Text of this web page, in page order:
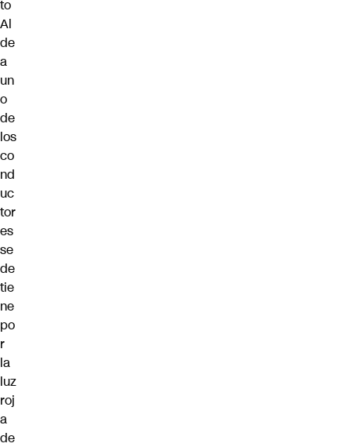
to
Al
de
a
un
o
de
los
co
nd
uc
tor
es
se
de
tie
ne
po
r
la
luz
roj
a
de